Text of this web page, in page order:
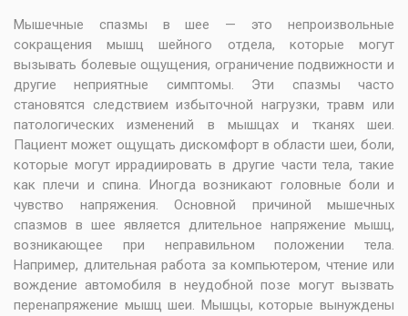
Мышечные спазмы в шее — это непроизвольные
сокращения мышц шейного отдела, которые могут
вызывать болевые ощущения, ограничение подвижности и
другие неприятные симптомы. Эти спазмы часто
становятся следствием избыточной нагрузки, травм или
патологических изменений в мышцах и тканях шеи.
Пациент может ощущать дискомфорт в области шеи, боли,
которые могут иррадиировать в другие части тела, такие
как плечи и спина. Иногда возникают головные боли и
чувство напряжения. Основной причиной мышечных
спазмов в шее является длительное напряжение мышц,
возникающее при неправильном положении тела.
Например, длительная работа за компьютером, чтение или
вождение автомобиля в неудобной позе могут вызвать
перенапряжение мышц шеи. Мышцы, которые вынуждены